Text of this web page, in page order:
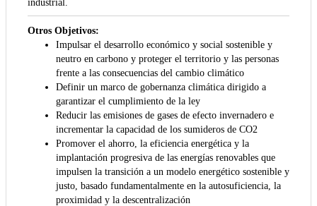
Otros Objetivos:
Impulsar el desarrollo económico y social sostenible y
neutro en carbono y proteger el territorio y las personas
frente a las consecuencias del cambio climático
Definir un marco de gobernanza climática dirigido a
garantizar el cumplimiento de la ley
Reducir las emisiones de gases de efecto invernadero e
incrementar la capacidad de los sumideros de CO2
Promover el ahorro, la eficiencia energética y la
implantación progresiva de las energías renovables que
impulsen la transición a un modelo energético sostenible y
justo, basado fundamentalmente en la autosuficiencia, la
proximidad y la descentralización